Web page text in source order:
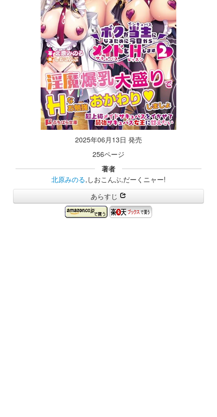
2025年06月13日 発売
256ページ
著者
北原みのる,しおこんぶ,だーくニャー!
あらすじ